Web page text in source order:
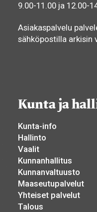
9.00-11.00 ja 12.00-
Asiakaspalvelu
sähköpostilla arkisin
Kunta ja
Kunta-info
Hallinto
Vaalit
Kunnanhallitus
Kunnanvaltuusto
Maaseutupalvelut
Yhteiset palvelut
Talous